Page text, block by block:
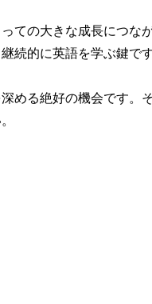
ての大きな成長につな
続的に英語を学ぶ鍵です
める絶好の機会です。